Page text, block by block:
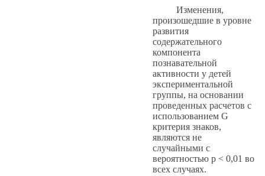
Изменения,
произошедшие в уровне
развития
содержательного
компонента
познавательной
активности у детей
экспериментальной
группы, на основании
проведенных расчетов с
использованием G
критерия знаков,
являются не
случайными с
вероятностью p < 0,01 во
всех случаях.